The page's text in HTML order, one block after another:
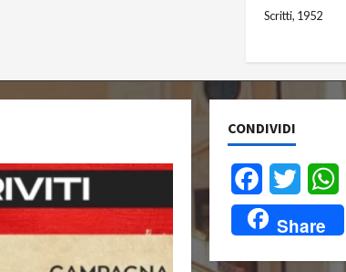
Scritti, 1952
CONDIVIDI
FacebookTwitter
Share